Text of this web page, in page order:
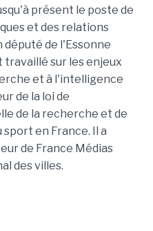
présent le poste de
et des relations
de l'Essonne
travaillé sur les enjeux
et à l'intelligence
de la loi de
de la recherche et de
en France. Il a
de France Médias
des villes.